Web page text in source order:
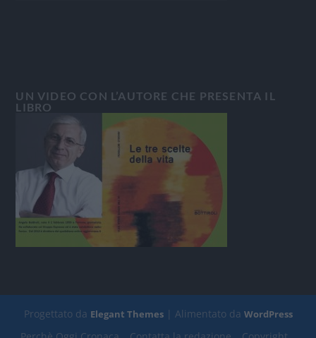
UN VIDEO CON L’AUTORE CHE PRESENTA IL
LIBRO
Progettato da Elegant Themes| Alimentato da WordPress